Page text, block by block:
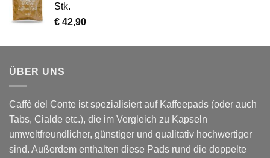
Stk.
€ 42,90
ÜBER UNS
Caffè del Conte ist spezialisiert auf Kaffeepads (oder auch
Tabs, Cialde etc.), die im Vergleich zu Kapseln
umweltfreundlicher, günstiger und qualitativ hochwertiger
sind. Außerdem enthalten diese Pads rund die doppelte